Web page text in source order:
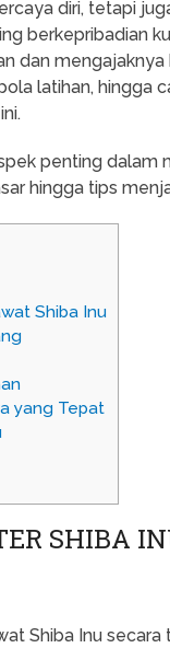
diri, tetapi
berkepribadian
dan
latihan, hingga
penting dalam
hingga tips
Shiba Inu
yang Tepat
SHIBA
Shiba Inu